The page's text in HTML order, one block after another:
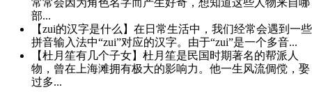
部...
【zui的汉字是什么】在日常生活中，我们经常会遇到一些
拼音输入法中“zui”对应的汉字。由于“zui”是一个多音...
【杜月笙有几个子女】杜月笙是民国时期著名的帮派人
物，曾在上海滩拥有极大的影响力。他一生风流倜傥，娶
过多...